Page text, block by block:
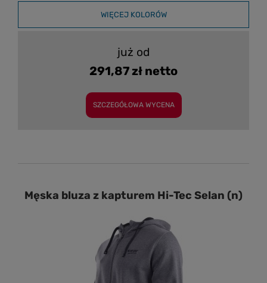
WIĘCEJ KOLORÓW
już od
291,87 zł netto
SZCZEGÓŁOWA WYCENA
Męska bluza z kapturem Hi-Tec Selan (n)